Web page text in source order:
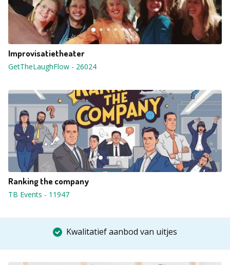
Improvisatietheater
GetTheLaughFlow - 26024
Ranking the company
TB Events - 11947
Kwalitatief aanbod van uitjes